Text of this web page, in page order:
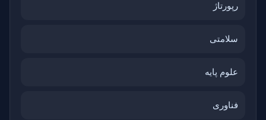
رپورتاژ
سلامتی
علوم پایه
فناوری